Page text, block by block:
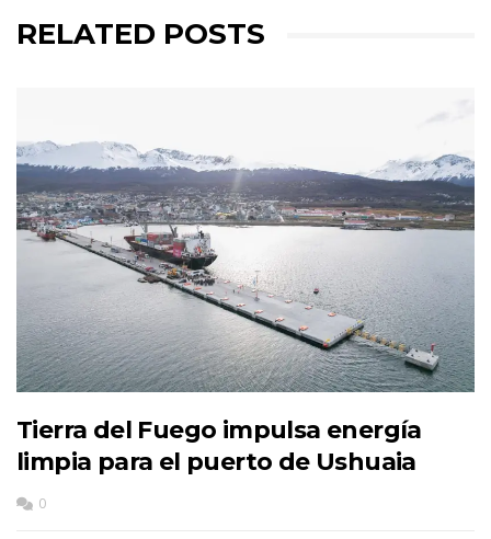
RELATED POSTS
Tierra del Fuego impulsa energía
limpia para el puerto de Ushuaia
0